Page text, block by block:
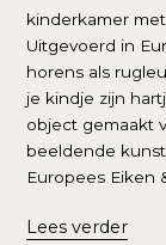
kinderkamer
Uitgevoerd in
horens als
je kindje zijn
object gemaakt
beeldende
Europees Eiken
Lees verder